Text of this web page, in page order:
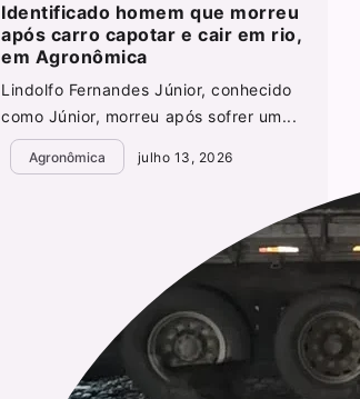
Identificado homem que morreu
após carro capotar e cair em rio,
em Agronômica
Lindolfo Fernandes Júnior, conhecido
como Júnior, morreu após sofrer um...
Agronômica julho 13, 2026